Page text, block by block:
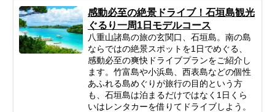
感動必至の絶景ドライブ！石垣島観光
ぐるり一周1日モデルコース
八重山諸島の旅の玄関口、石垣島。南の島
ならではの絶景スポットを1日でめぐる、
感動必至の爽快ドライブプランをご紹介し
ます。竹富島や小浜島、西表島などの個性
あふれる島めぐりが旅行の目的という方
も、石垣島は泊まるだけではなく1日くら
いはレンタカーを借りてドライブしよう。